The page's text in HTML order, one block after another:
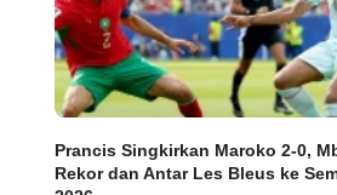
Prancis Singkirkan Maroko 2-0,
Rekor dan Antar Les Bleus ke